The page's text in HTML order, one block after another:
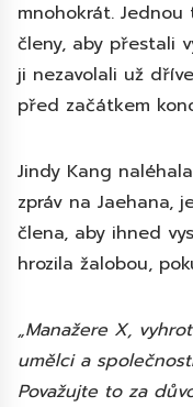
mnohokrát.
členy, aby přestali
ji nezavolali už
před začátkem
Jindy Kang
zpráv na Jaehana,
člena, aby ihned
hrozila žalobou,
„Manažere X,
umělci a
Považujte to za